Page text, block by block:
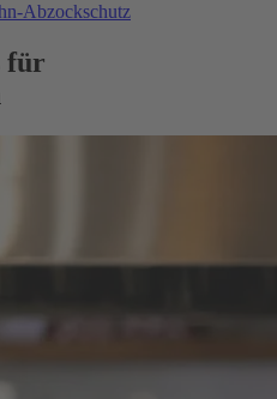
Abzockschutz
für